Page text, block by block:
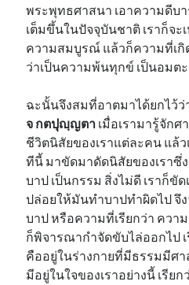
พระพุทธศาสนา เอาความดีบ
เต็มขึ้นในปัจจุบันชาติ เราก็จ
ความสมบูรณ์ แล้วก็ความที่เกิ
ว่าเป็นความพ้นทุกข์ เป็นอมต
ฉะนั้นจึงสมที่อาตมาได้ยกไว้ว่
จ กตปุญฺญตา เมื่อเรามารู้จัก
ชีวิตนิสัยของเราแต่ละคน แล้
ทีนี้ มาขัดมาดัดนิสัยของเราซึ่ง
บาป เป็นกรรม สิ่งไม่ดี เราก็ขั
ปล่อยให้มันทำบาปทำผิดไป จึ
บาป หรือความที่เรียกว่า ควา
ก็พิจารณากำจัดขับไล่ออกไป เ
คืออยู่ในร่างกายที่มีธรรมมีศา
มีอยู่ในใจของเราอย่างนี้ เรีย